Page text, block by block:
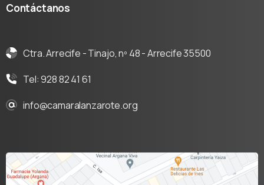
Contáctanos
Ctra. Arrecife - Tinajo, nº 48 - Arrecife 35500
Tel: 928 82 41 61
info@camaralanzarote.org